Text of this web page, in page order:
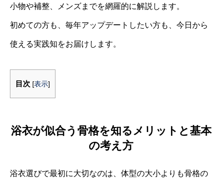
小物や補整、メンズまでを網羅的に解説します。
初めての方も、毎年アップデートしたい方も、今日から
使える実践知をお届けします。
目次 [表示]
浴衣が似合う骨格を知るメリットと基本
の考え方
浴衣選びで最初に大切なのは、体型の大小よりも骨格の